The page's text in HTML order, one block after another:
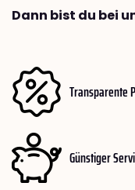
Dann bist du bei
Transparente
Günstiger